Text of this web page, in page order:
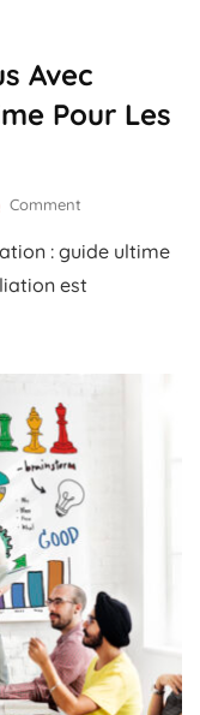
Avec
Pour Les
Comment
Vos
Revenus
Guide
De
: guide ultime
est